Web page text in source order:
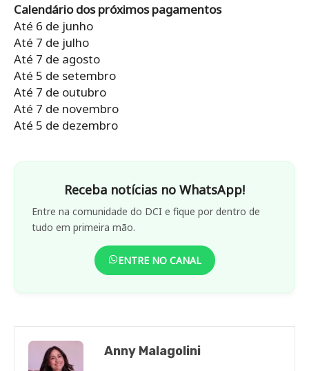
Calendário dos próximos pagamentos
Até 6 de junho
Até 7 de julho
Até 7 de agosto
Até 5 de setembro
Até 7 de outubro
Até 7 de novembro
Até 5 de dezembro
Receba notícias no WhatsApp!
Entre na comunidade do DCI e fique por dentro de
tudo em primeira mão.
ENTRE NO CANAL
Anny Malagolini